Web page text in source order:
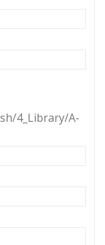
4_Library/A-